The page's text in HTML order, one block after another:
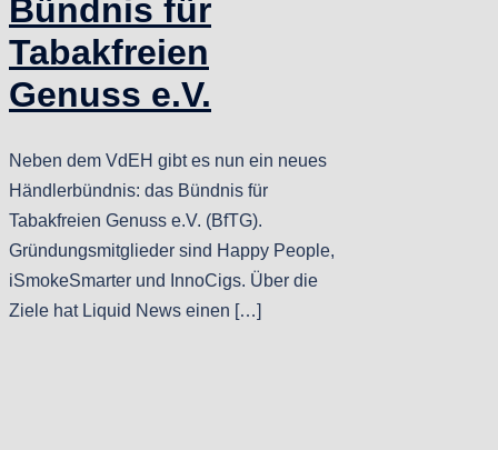
Bündnis für
Tabakfreien
Genuss e.V.
Neben dem VdEH gibt es nun ein neues
Händlerbündnis: das Bündnis für
Tabakfreien Genuss e.V. (BfTG).
Gründungsmitglieder sind Happy People,
iSmokeSmarter und InnoCigs. Über die
Ziele hat Liquid News einen […]